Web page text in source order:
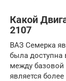
Какой
2107
ВАЗ Семерка
была доступна
между
является